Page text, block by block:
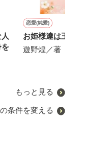
を
恋愛(純愛)
お姫様達は王子様と永遠に
遊野煌／著
もっと見る
条件を変える